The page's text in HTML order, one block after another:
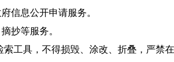
信息公开申请服务。
抄等服务。
工具，不得损毁、涂改、折叠，严禁